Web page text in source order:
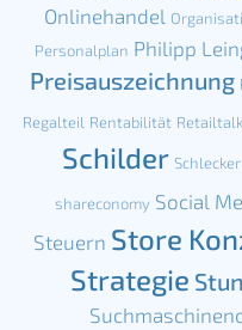
Onlinehandel
Personalplan Philipp
Preisauszeichnung
Regalteil Rentabilität Retailtalk
Schilder Schlecker
shareconomy Social
Steuern Store
Strategie